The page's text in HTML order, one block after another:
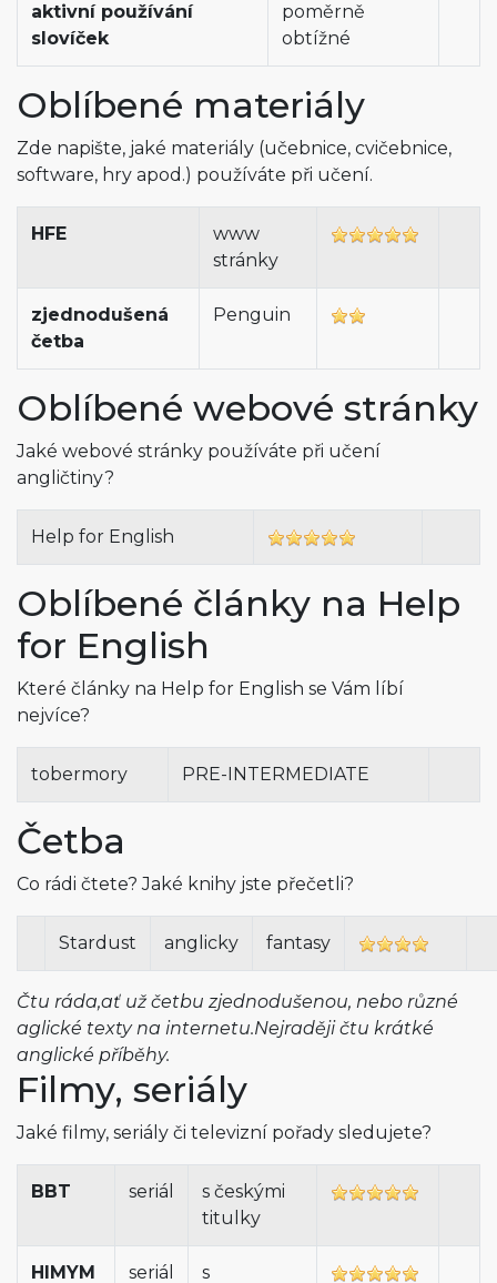
aktivní používání
slovíček
poměrně
obtížné
Oblíbené materiály
Zde napište, jaké materiály (učebnice, cvičebnice,
software, hry apod.) používáte při učení.
HFE
www
stránky
zjednodušená
četba
Penguin
Oblíbené webové stránky
Jaké webové stránky používáte při učení
angličtiny?
Help for English
Oblíbené články na Help
for English
Které články na Help for English se Vám líbí
nejvíce?
tobermory PRE-INTERMEDIATE
Četba
Co rádi čtete? Jaké knihy jste přečetli?
Stardust anglicky fantasy
Čtu ráda,ať už četbu zjednodušenou, nebo různé
aglické texty na internetu.Nejraději čtu krátké
anglické příběhy.
Filmy, seriály
Jaké filmy, seriály či televizní pořady sledujete?
BBT seriál
s českými
titulky
HIMYM seriál s